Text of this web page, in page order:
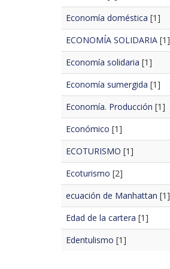
Economía doméstica [1]
ECONOMÍA SOLIDARIA [1]
Economía solidaria [1]
Economía sumergida [1]
Economía. Producción [1]
Económico [1]
ECOTURISMO [1]
Ecoturismo [2]
ecuación de Manhattan [1]
Edad de la cartera [1]
Edentulismo [1]